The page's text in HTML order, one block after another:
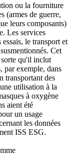
ou la fourniture
(armes de guerre,
leurs composants)
Les services
le transport et
Cet
qu'il inclut
par exemple, dans
transportant des
utilisation à la
à oxygène
aient été
un usage
les données
ISS ESG.